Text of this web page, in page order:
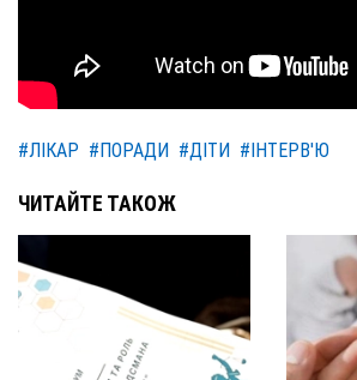
#ЛІКАР #ПОРАДИ #ДІТИ #ІНТЕРВ'Ю
ЧИТАЙТЕ ТАКОЖ